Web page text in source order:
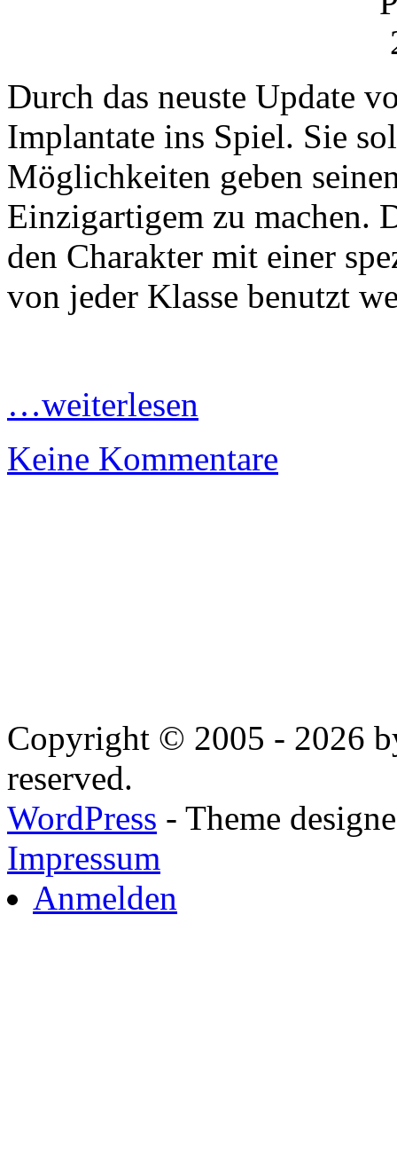
Durch das neuste Update
Implantate ins Spiel. Sie
Möglichkeiten geben
Einzigartigem zu machen.
den Charakter mit einer
von jeder Klasse benutzt
…weiterlesen
Keine Kommentare
Copyright © 2005 - 2026
reserved.
WordPress - Theme
Impressum
Anmelden